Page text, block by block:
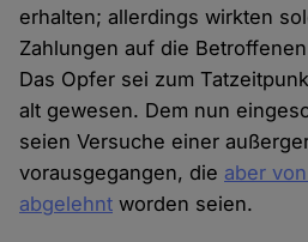
erhalten; allerdings wirkten
Zahlungen auf die
Das Opfer sei zum
alt gewesen. Dem nun
seien Versuche einer
vorausgegangen, die aber
abgelehnt worden seien.